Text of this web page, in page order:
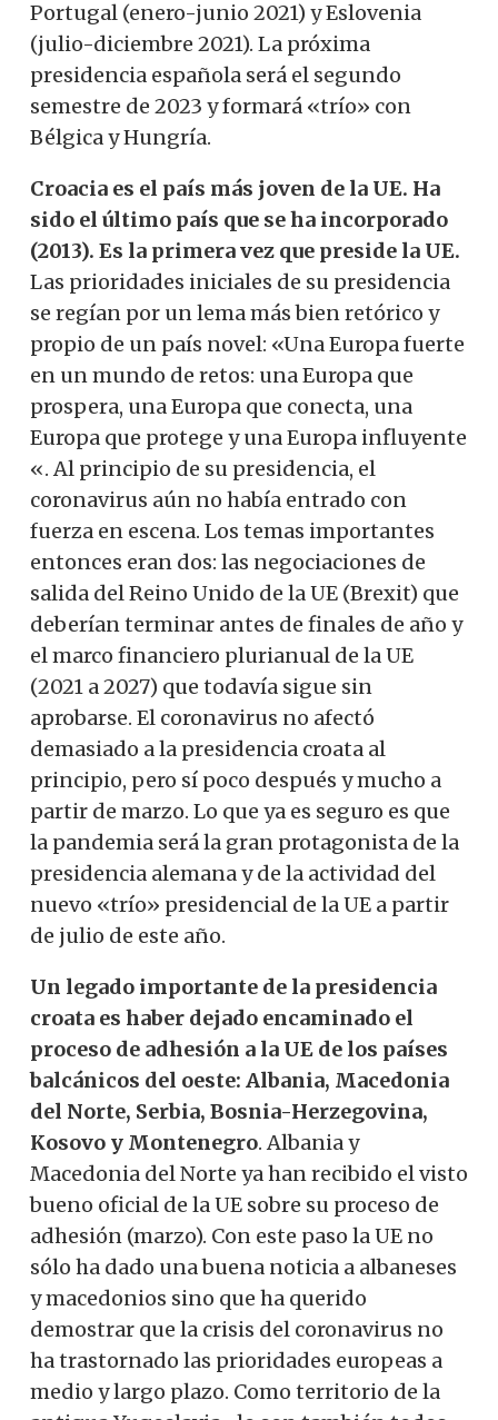
Portugal (enero-junio 2021) y Eslovenia
(julio-diciembre 2021). La próxima
presidencia española será el segundo
semestre de 2023 y formará «trío» con
Bélgica y Hungría.
Croacia es el país más joven de la UE. Ha
sido el último país que se ha incorporado
(2013). Es la primera vez que preside la UE.
Las prioridades iniciales de su presidencia
se regían por un lema más bien retórico y
propio de un país novel: «Una Europa fuerte
en un mundo de retos: una Europa que
prospera, una Europa que conecta, una
Europa que protege y una Europa influyente
«. Al principio de su presidencia, el
coronavirus aún no había entrado con
fuerza en escena. Los temas importantes
entonces eran dos: las negociaciones de
salida del Reino Unido de la UE (Brexit) que
deberían terminar antes de finales de año y
el marco financiero plurianual de la UE
(2021 a 2027) que todavía sigue sin
aprobarse. El coronavirus no afectó
demasiado a la presidencia croata al
principio, pero sí poco después y mucho a
partir de marzo. Lo que ya es seguro es que
la pandemia será la gran protagonista de la
presidencia alemana y de la actividad del
nuevo «trío» presidencial de la UE a partir
de julio de este año.
Un legado importante de la presidencia
croata es haber dejado encaminado el
proceso de adhesión a la UE de los países
balcánicos del oeste: Albania, Macedonia
del Norte, Serbia, Bosnia-Herzegovina,
Kosovo y Montenegro. Albania y
Macedonia del Norte ya han recibido el visto
bueno oficial de la UE sobre su proceso de
adhesión (marzo). Con este paso la UE no
sólo ha dado una buena noticia a albaneses
y macedonios sino que ha querido
demostrar que la crisis del coronavirus no
ha trastornado las prioridades europeas a
medio y largo plazo. Como territorio de la